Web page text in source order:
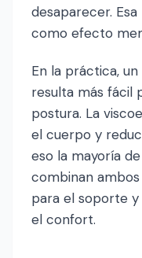
desaparecer.
como efecto
En la práctica,
resulta más fácil
postura. La
el cuerpo y
eso la mayoría
combinan ambos
para el soporte y
el confort.